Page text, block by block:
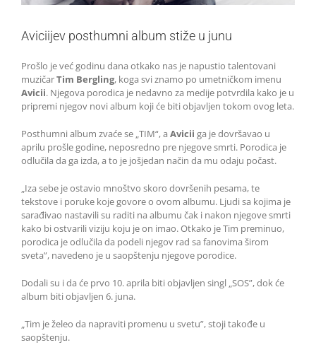
Aviciijev posthumni album stiže u junu
Prošlo je već godinu dana otkako nas je napustio talentovani
muzičarTim Bergling, koga svi znamo po umetničkom imenu
Avicii. Njegova porodica je nedavno za medije potvrdila kako je u
pripremi njegov novi album koji će biti objavljen tokom ovog leta.
Posthumni album zvaće se „TIM“, a Avicii ga je dovršavao u
aprilu prošle godine, neposredno pre njegove smrti. Porodica je
odlučila da ga izda, a to je jošjedan način da mu odaju počast.
„Iza sebe je ostavio mnoštvo skoro dovršenih pesama, te
tekstove i poruke koje govore o ovom albumu. Ljudi sa kojima je
sarađivao nastavili su raditi na albumu čak i nakon njegove smrti
kako bi ostvarili viziju koju je on imao. Otkako je Tim preminuo,
porodica je odlučila da podeli njegov rad sa fanovima širom
sveta”, navedeno je u saopštenju njegove porodice.
Dodali su i da će prvo 10. aprila biti objavljen singl „SOS”, dok će
album biti objavljen 6. juna.
„Tim je želeo da napraviti promenu u svetu”, stoji takođe u
saopštenju.